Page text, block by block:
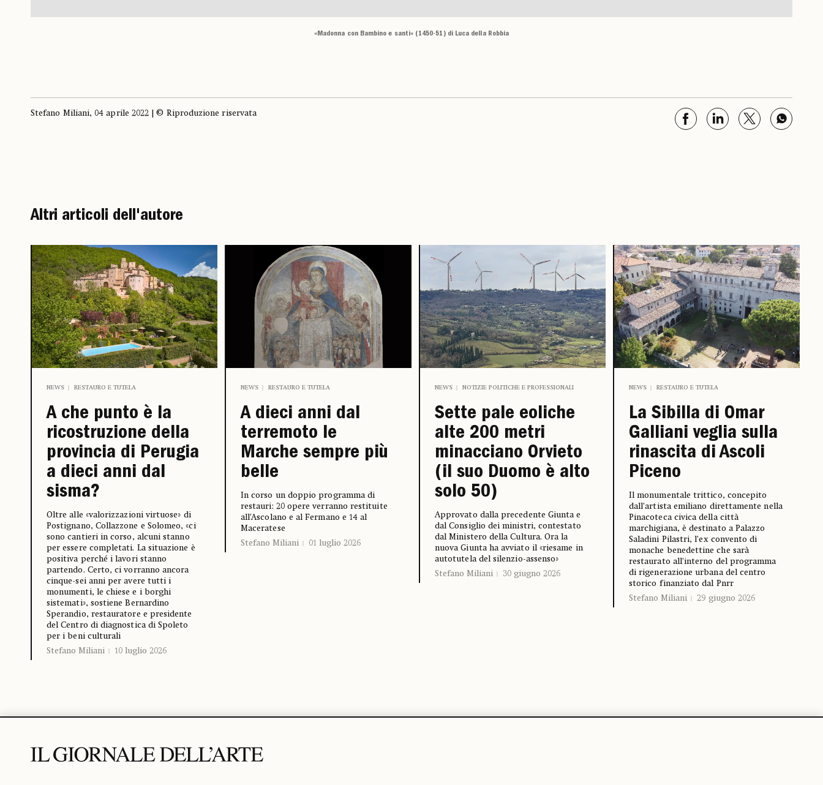
«Madonna con Bambino e santi» (1450-51) di Luca della Robbia
Stefano Miliani, 04 aprile 2022 | © Riproduzione riservata
Altri articoli dell'autore
NEWS RESTAURO E TUTELA
A che punto è la
ricostruzione della
provincia di Perugia
a dieci anni dal
sisma?
Oltre alle «valorizzazioni virtuose» di
Postignano, Collazzone e Solomeo, «ci
sono cantieri in corso, alcuni stanno
per essere completati. La situazione è
positiva perché i lavori stanno
partendo. Certo, ci vorranno ancora
cinque-sei anni per avere tutti i
monumenti, le chiese e i borghi
sistemati», sostiene Bernardino
Sperandio, restauratore e presidente
del Centro di diagnostica di Spoleto
per i beni culturali
Stefano Miliani
10 luglio 2026
NEWS RESTAURO E TUTELA
A dieci anni dal
terremoto le
Marche sempre più
belle
In corso un doppio programma di
restauri: 20 opere verranno restituite
all’Ascolano e al Fermano e 14 al
Maceratese
Stefano Miliani
01 luglio 2026
NEWS NOTIZIE POLITICHE E PROFESSIONALI
Sette pale eoliche
alte 200 metri
minacciano Orvieto
(il suo Duomo è alto
solo 50)
Approvato dalla precedente Giunta e
dal Consiglio dei ministri, contestato
dal Ministero della Cultura. Ora la
nuova Giunta ha avviato il «riesame in
autotutela del silenzio-assenso»
Stefano Miliani
30 giugno 2026
NEWS RESTAURO E TUTELA
La Sibilla di Omar
Galliani veglia sulla
rinascita di Ascoli
Piceno
Il monumentale trittico, concepito
dall’artista emiliano direttamente nella
Pinacoteca civica della città
marchigiana, è destinato a Palazzo
Saladini Pilastri, l’ex convento di
monache benedettine che sarà
restaurato all’interno del programma
di rigenerazione urbana del centro
storico finanziato dal Pnrr
Stefano Miliani
29 giugno 2026